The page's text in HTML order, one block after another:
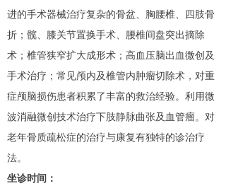
进的手术器械治疗复杂的骨盆、胸腰椎、四肢骨
折； 髋、膝关节置换手术、腰椎间盘突出摘除
术；椎管狭窄扩大成形术；高血压脑出血微创及
手术治疗；常见颅内及椎管内肿瘤切除术，对重
症颅脑损伤患者积累了丰富的救治经验。 利用微
波消融微创技术治疗下肢静脉曲张及血管瘤。 对
老年骨质疏松症的治疗与康复有独特的诊治疗
法。
坐诊时间：